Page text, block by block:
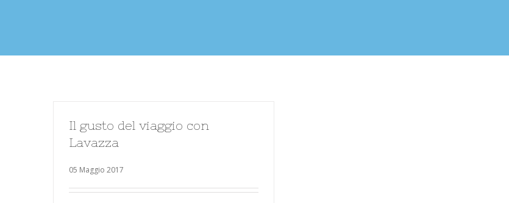
Il gusto del viaggio con
Lavazza
05 Maggio 2017